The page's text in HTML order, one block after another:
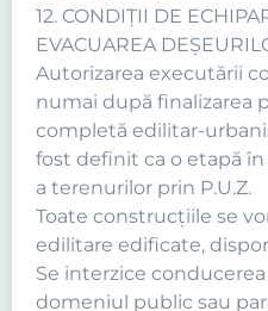
12. CONDIŢII DE
EVACUAREA
Autorizarea executării
numai după finalizarea
completă edilitar-
fost definit ca o etapă
a terenurilor prin P.U.Z.
Toate construcţiile se
edilitare edificate,
Se interzice
domeniul public sau